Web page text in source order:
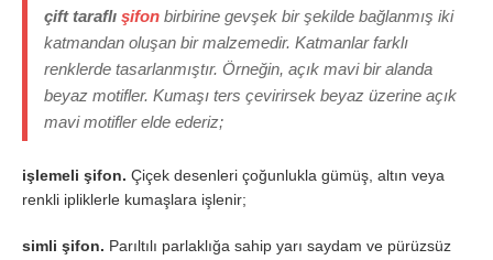
çift ​​taraflı şifon birbirine gevşek bir şekilde bağlanmış iki
katmandan oluşan bir malzemedir. Katmanlar farklı
renklerde tasarlanmıştır. Örneğin, açık mavi bir alanda
beyaz motifler. Kumaşı ters çevirirsek beyaz üzerine açık
mavi motifler elde ederiz;
işlemeli şifon. Çiçek desenleri çoğunlukla gümüş, altın veya
renkli ipliklerle kumaşlara işlenir;
simli şifon. Parıltılı parlaklığa sahip yarı saydam ve pürüzsüz